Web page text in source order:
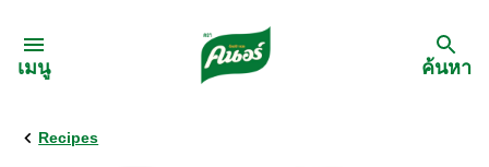
เมนู
กลับ
ค้นหา
Recipes